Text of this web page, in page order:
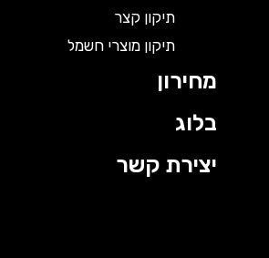
תיקון קצר
תיקון מוצרי חשמל
מחירון
בלוג
יצירת קשר